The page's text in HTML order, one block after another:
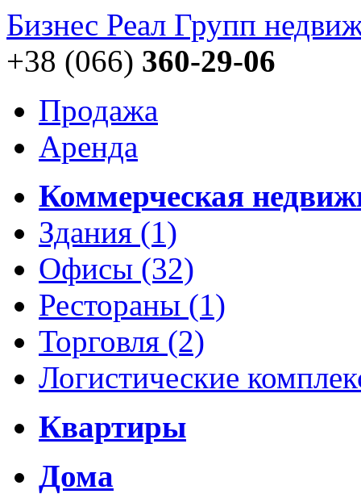
Бизнес Реал Групп
+38 (066) 360-29-06
Продажа
Аренда
Коммерческая
Здания (1)
Офисы (32)
Рестораны (1)
Торговля (2)
Логистические
Квартиры
Дома